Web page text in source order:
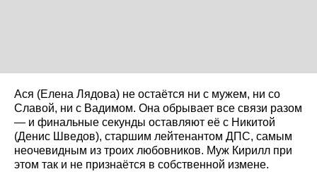
Ася (Елена Лядова) не остаётся ни с мужем, ни со
Славой, ни с Вадимом. Она обрывает все связи разом
— и финальные секунды оставляют её с Никитой
(Денис Шведов), старшим лейтенантом ДПС, самым
неочевидным из троих любовников. Муж Кирилл при
этом так и не признаётся в собственной измене.